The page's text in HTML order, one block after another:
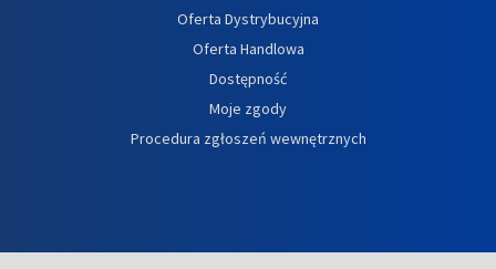
Oferta Dystrybucyjna
Oferta Handlowa
Dostępność
Moje zgody
Procedura zgłoszeń wewnętrznych